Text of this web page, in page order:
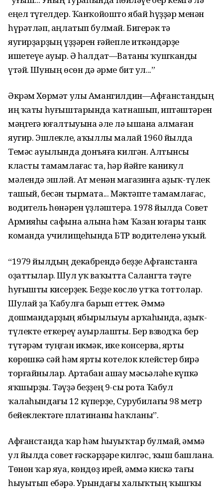
еңел түгелдер. Ҡанҡойошто ябай һүҙҙәр менән
һүрәтләп, аңлатып булмай. Бигерәк тә
яугирҙарҙың үҙҙәрен ғәйепле иткәндәрҙе
ишетеүе ауыр. Ә һалдат—Ватаны ҡушҡанды
үтәй. Шуның өсөн дә әрме бит ул...”
Әкрәм Хөрмәт улы Амангилдин—Афғанстандың
иң ҡаты һуғыштарында ҡатнашып, иптәштәрен
мәңгегә юғалтыуына әле лә ышана алмаған
яугир. Эшлекле, аҡыллы малай 1960 йылда
Темәс ауылында донъяға килгән. Алтынсы
класты тамамлағас та, һәр йәйге каникул
мәлендә эшләй. Ат менән магазинға аҙыҡ-түлек
ташый, бесән тырмата... Мәктәпте тамамлағас,
водитель һөнәрен үҙләштерә. 1978 йылда Совет
Армияһы сафына алына һәм Ҡазан юғары танк
команда училищеһында БТР водителенә уҡый.
“1979 йылдың декабрендә беҙҙе Афғанстанға
оҙаттылар. Шул уҡ ваҡытта Салангта тәүге
һуғышты кисерҙек. Беҙҙе көслө утҡа тоттолар.
Шулай ҙа Ҡабулға барып еттек. Әммә
дошмандарҙың ябырылыуы арҡаһында, аҙыҡ-
түлекте еткереү ауырлашты. Бер взводҡа бер
түтәрәм туңған икмәк, ике консерва, ярты
көрөшкә сәй һәм ярты котелок клейстер бирә
торғайнылар. Артабан ашау мәсьәләһе күпкә
яҡшырҙы. Тәүҙә беҙҙең 9-сы рота Ҡабул
ҡалаһындағы 12 күперҙе, Сурубилағы 98 метр
бейеклектәге платинаны һаҡланы”.
Афғанстанда ҡар һәм һыуыҡтар булмай, әммә
ул йылда совет ғәскәрҙәре килгәс, ҡыш башлана.
Төнөн ҡар яуа, көндөҙ ирей, әммә кискә тағы
һыуытып ебәрә. Урындағы халыҡтың ҡышҡы